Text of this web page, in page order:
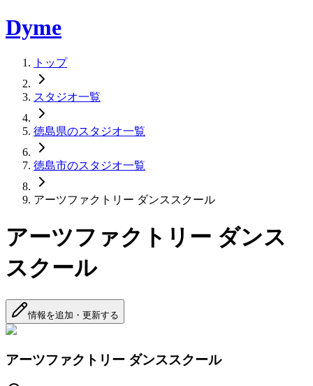
Dyme
トップ
スタジオ一覧
徳島県のスタジオ一覧
徳島市のスタジオ一覧
アーツファクトリー ダンススクール
アーツファクトリー ダンス
スクール
情報を追加・更新する
アーツファクトリー ダンススクール